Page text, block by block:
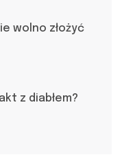
wolno złożyć
z diabłem?